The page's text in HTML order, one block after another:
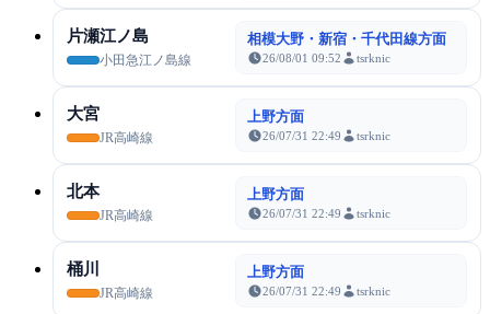
片瀬江ノ島
小田急江ノ島線
相模大野・新宿・千代田線方面
26/08/01 09:52 tsrknic
大宮
JR高崎線
上野方面
26/07/31 22:49 tsrknic
北本
JR高崎線
上野方面
26/07/31 22:49 tsrknic
桶川
JR高崎線
上野方面
26/07/31 22:49 tsrknic